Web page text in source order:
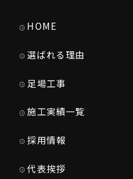
HOME
選ばれる理由
足場工事
施工実績一覧
採用情報
代表挨拶